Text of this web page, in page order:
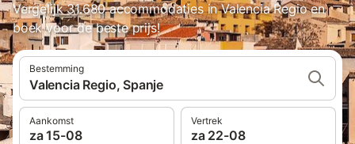
Vergelijk 31.680 accommodaties in Valencia Regio en
boek voor de beste prijs!
Bestemming
Valencia Regio, Spanje
Aankomst
za 15-08
Vertrek
za 22-08